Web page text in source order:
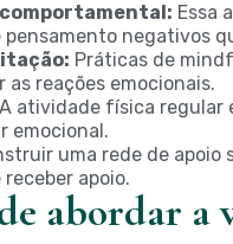
Essa
pensamento negativos
Práticas de
as reações emocionais.
A atividade física regular
emocional.
uma rede de apoio
apoio.
abordar